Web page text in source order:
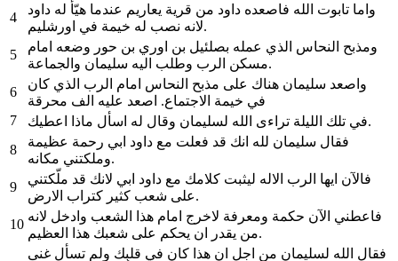
4
واما تابوت الله فاصعده داود من قرية يعاريم عندما هيّأ له داود
لانه نصب له خيمة في اورشليم.
5
ومذبح النحاس الذي عمله بصلئيل بن اوري بن حور وضعه امام
مسكن الرب وطلب اليه سليمان والجماعة.
6
واصعد سليمان هناك على مذبح النحاس امام الرب الذي كان
في خيمة الاجتماع. اصعد عليه الف محرقة
7
في تلك الليلة تراءى الله لسليمان وقال له اسأل ماذا اعطيك.
8
فقال سليمان لله انك قد فعلت مع داود ابي رحمة عظيمة
وملكتني مكانه.
9
فالآن ايها الرب الاله ليثبت كلامك مع داود ابي لانك قد ملّكتني
على شعب كثير كتراب الارض.
10
فاعطني الآن حكمة ومعرفة لاخرج امام هذا الشعب وادخل لانه
من يقدر ان يحكم على شعبك هذا العظيم.
فقال الله لسليمان من اجل ان هذا كان في قلبك ولم تسأل غنى